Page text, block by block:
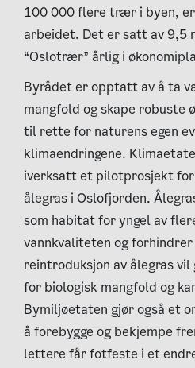
100 000 flere trær i byen,
arbeidet. Det er satt av
“Oslotrær” årlig i
Byrådet er opptatt av å ta
mangfold og skape robuste
til rette for naturens egen
klimaendringene.
iverksatt et pilotprosjekt
ålegras i Oslofjorden.
som habitat for yngel av
vannkvaliteten og
reintroduksjon av ålegras
for biologisk mangfold og
Bymiljøetaten gjør også et
å forebygge og bekjempe
lettere får fotfeste i et